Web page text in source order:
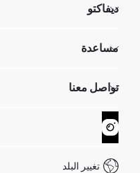
ديفاكتو
تعرف علينا
GIFT CLUB
مساعدة
عمليات الارجاع و الاستبدال السهلة
تتبع الشحنة
كيف يمكنك التسوق في ديفاكتو ؟
تواصل معنا
نموذج الاتصال
خدمة العملاء
تغيير البلد